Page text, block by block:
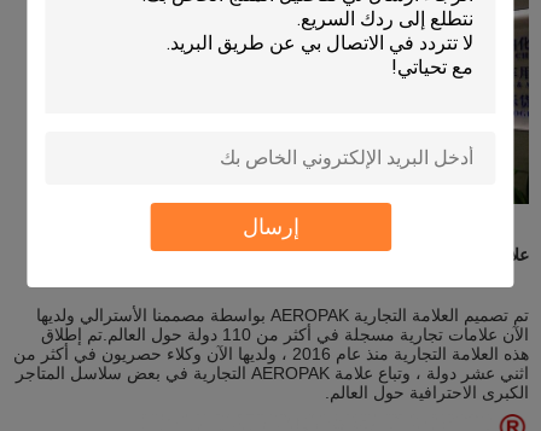
إرسال
علامتنا التجارية
تم تصميم العلامة التجارية AEROPAK بواسطة مصممنا الأسترالي ولديها
الآن علامات تجارية مسجلة في أكثر من 110 دولة حول العالم.تم إطلاق
هذه العلامة التجارية منذ عام 2016 ، ولديها الآن وكلاء حصريون في أكثر من
اثني عشر دولة ، وتباع علامة AEROPAK التجارية في بعض سلاسل المتاجر
الكبرى الاحترافية حول العالم.